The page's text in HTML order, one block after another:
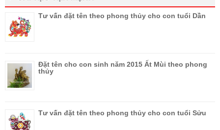
Tư vấn đặt tên theo phong thủy cho con tuổi Dần
Đặt tên cho con sinh năm 2015 Ất Mùi theo phong
thủy
Tư vấn đặt tên theo phong thủy cho con tuổi Sửu